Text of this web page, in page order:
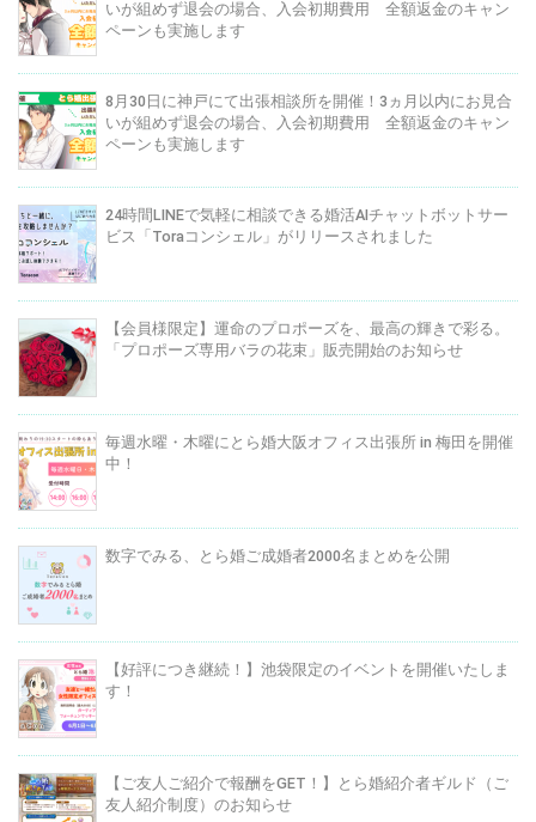
いが組めず退会の場合、入会初期費用 全額返金のキャン
ペーンも実施します
8月30日に神戸にて出張相談所を開催！3ヵ月以内にお見合
いが組めず退会の場合、入会初期費用 全額返金のキャン
ペーンも実施します
24時間LINEで気軽に相談できる婚活AIチャットボットサー
ビス「Toraコンシェル」がリリースされました
【会員様限定】運命のプロポーズを、最高の輝きで彩る。
「プロポーズ専用バラの花束」販売開始のお知らせ
毎週水曜・木曜にとら婚大阪オフィス出張所 in 梅田を開催
中！
数字でみる、とら婚ご成婚者2000名まとめを公開
【好評につき継続！】池袋限定のイベントを開催いたしま
す！
【ご友人ご紹介で報酬をGET！】とら婚紹介者ギルド（ご
友人紹介制度）のお知らせ